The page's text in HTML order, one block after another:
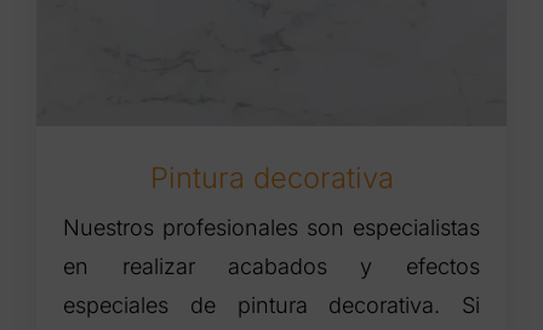
Pintura decorativa
Nuestros profesionales son especialistas
en realizar acabados y efectos
especiales de pintura decorativa. Si